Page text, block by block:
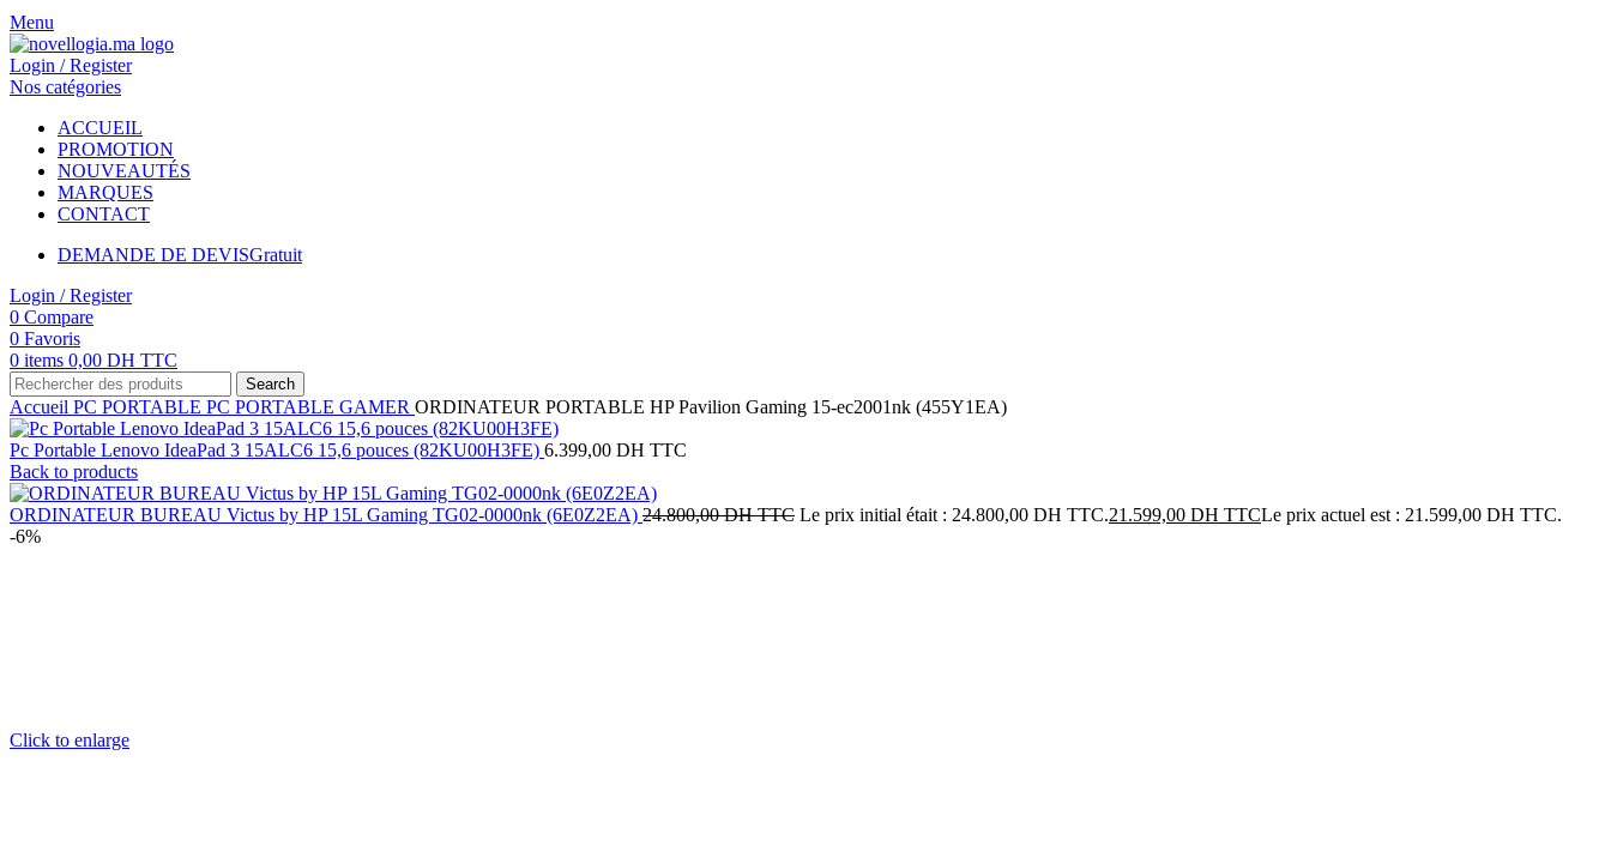
Menu
Login / Register
Nos catégories
ACCUEIL
PROMOTION
NOUVEAUTÉS
MARQUES
CONTACT
DEMANDE DE DEVISGratuit
Login / Register
0 Compare
0 Favoris
0 items 0,00 DH TTC
Search
Accueil PC PORTABLE PC PORTABLE GAMER ORDINATEUR PORTABLE HP Pavilion Gaming 15-ec2001nk (455Y1EA)
Pc Portable Lenovo IdeaPad 3 15ALC6 15,6 pouces (82KU00H3FE) 6.399,00 DH TTC
Back to products
ORDINATEUR BUREAU Victus by HP 15L Gaming TG02-0000nk (6E0Z2EA) 24.800,00DH TTC Le prix initial était : 24.800,00 DH TTC.21.599,00 DH TTCLe prix actuel est : 21.599,00 DH TTC.
-6%
Click to enlarge